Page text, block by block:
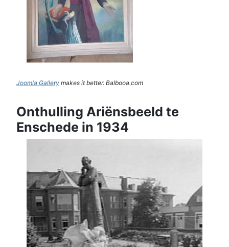
Joomla Gallery makes it better. Balbooa.com
Onthulling Ariënsbeeld te
Enschede in 1934